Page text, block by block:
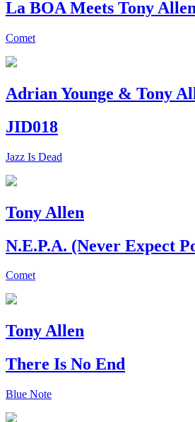
La BOA Meets Tony Allen
Comet
Adrian Younge & Tony
JID018
Jazz Is Dead
Tony Allen
N.E.P.A. (Never Expect
Comet
Tony Allen
There Is No End
Blue Note